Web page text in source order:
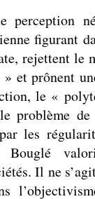
perception
figurant
rejettent le
et prônent
le «
problème de
les
Bouglé
Il ne